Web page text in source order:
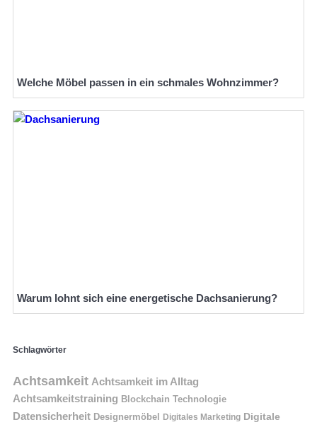
Welche Möbel passen in ein schmales Wohnzimmer?
Warum lohnt sich eine energetische Dachsanierung?
Schlagwörter
Achtsamkeit Achtsamkeit im Alltag
Achtsamkeitstraining Blockchain Technologie
Datensicherheit Designermöbel Digitales Marketing Digitale